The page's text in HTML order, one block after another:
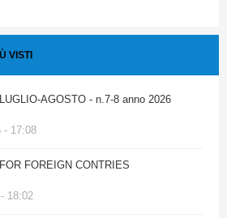
VISTI
AGOSTO - n.7-8 anno 2026
- 17:08
FOREIGN CONTRIES
18:02